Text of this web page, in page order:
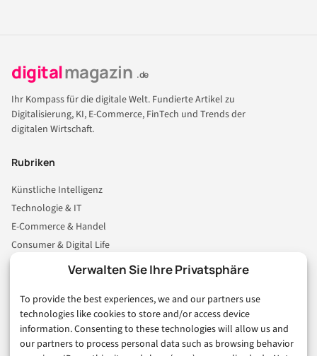
Verwalten Sie Ihre Privatsphäre
To provide the best experiences, we and our partners use
technologies like cookies to store and/or access device
information. Consenting to these technologies will allow us and
our partners to process personal data such as browsing behavior
digitalmagazin .de
Ihr Kompass für die digitale Welt. Fundierte Artikel zu
Digitalisierung, KI, E-Commerce, FinTech und Trends der
digitalen Wirtschaft.
Rubriken
Künstliche Intelligenz
Technologie & IT
E-Commerce & Handel
Consumer & Digital Life
Business & Karriere
Sicherheit & Recht
Digitalisierung